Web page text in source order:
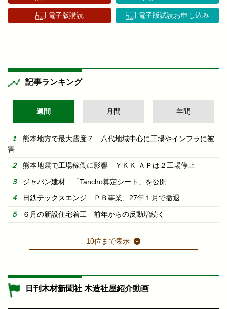
電子版購読 電子版試読お申し込み
記事ランキング
週間 月間 年間
熊本地方で最大震度７ 八代地域中心に工場やインフラに被
害
熊本地震で工場稼働に影響 ＹＫＫ ＡＰは２工場停止
ジャパン建材 「Tancho算定シート」を公開
日鉄テックスエンジ ＰＢ事業、27年１月で撤退
６月の新設住宅着工 前年からの反動増続く
10位まで表示
日刊木材新聞社 木造社屋紹介動画